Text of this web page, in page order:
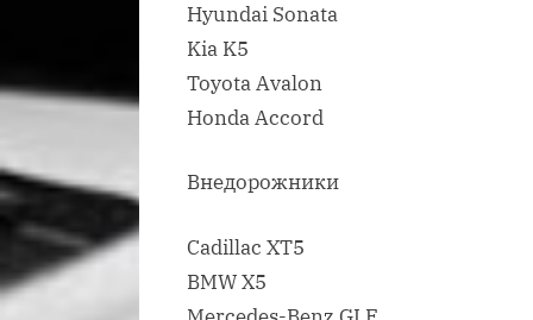
Hyundai Sonata
Kia K5
Toyota Avalon
Honda Accord
Внедорожники
Cadillac XT5
BMW X5